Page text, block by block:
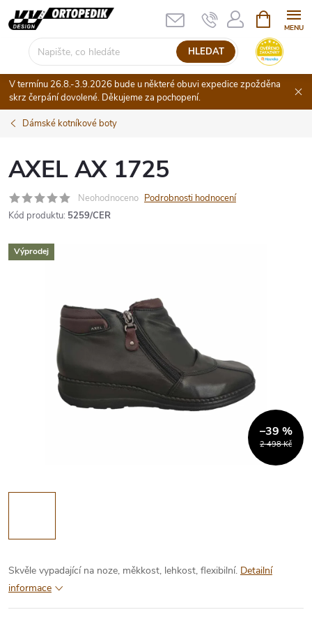
Přejít
na
HLEDAT
NÁKUPNÍ
KOŠÍK
V termínu 26.8.-3.9.2026 bude u některé obuvi expedice zpožděna
skrz čerpání dovolené. Děkujeme za pochopení.
Dámské kotníkové boty
AXEL AX 1725
Neohodnoceno Podrobnosti hodnocení
Kód produktu: 5259/CER
Výprodej
2 498 Kč
–39 %
Skvěle vypadající na noze, měkkost, lehkost, flexibilní. Detailní
informace